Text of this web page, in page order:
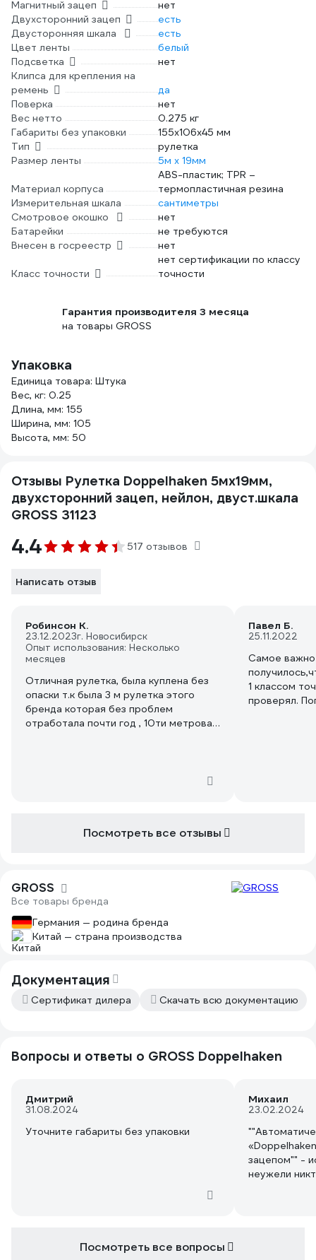
Магнитный зацеп
нет
Двухсторонний зацеп
есть
Двусторонняя шкала
есть
Цвет ленты
белый
Подсветка
нет
Клипса для крепления на
ремень
да
Поверка
нет
Вес нетто
0.275 кг
Габариты без упаковки
155х106х45 мм
Тип
рулетка
Размер ленты
5м х 19мм
Материал корпуса
ABS-пластик; TPR –
термопластичная резина
Измерительная шкала
сантиметры
Смотровое окошко
нет
Батарейки
не требуются
Внесен в госреестр
нет
Класс точности
нет сертификации по классу
точности
Гарантия производителя 3 месяца
на товары GROSS
Упаковка
Единица товара: Штука
Вес, кг: 0.25
Длина, мм: 155
Ширина, мм: 105
Высота, мм: 50
Отзывы Рулетка Doppelhaken 5мх19мм,
двухсторонний зацеп, нейлон, двуст.шкала
GROSS 31123
4.4 517 отзывов
Написать отзыв
Робинсон К.
23.12.2023г. Новосибирск
Опыт использования: Несколько
месяцев
Отличная рулетка, была куплена без
опаски т.к была 3 м рулетка этого
бренда которая без проблем
отработала почти год , 10ти метровая
Павел Б.
25.11.2022
Самое
1 классом
проверял.
При
Ширина
Посмотреть все отзывы
GROSS
Все товары бренда
Германия — родина бренда
Китай — страна производства
Документация
Сертификат дилера Скачать всю документацию
Вопросы и ответы о GROSS Doppelhaken
Дмитрий
31.08.2024
Уточните габариты без упаковки
Михаил
23.02.2024
зацепом"" -
неужели
Посмотреть все вопросы